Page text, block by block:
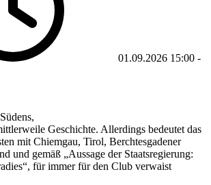
01.09.2026 15:00 -
Geschichte. Allerdings bedeutet das
mit Chiemgau, Tirol, Berchtesgadener
und gemäß „Aussage der Staatsregierung:
für immer für den Club verwaist